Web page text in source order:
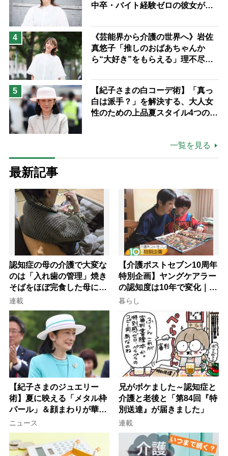
中卒・バイト経験ゼロの彼女が見
ながら自分らしくいられる」
4
《芸能界から介護の世界へ》岩佐
真悠子「推しのおばあちゃんか
ら“大好き”をもらえる」理不尽さ
場は「愛おしい」
5
【紀子さまの白コーデ術】「真っ
白は派手？」を解決する、大人女
性のための上品夏スタイル4つのコ
一覧を見る
最新記事
認知症の母の介護で大変な
のは「入れ歯の管理」焼き
そばをほぼ完食した母に息
子が血の気が引いた理由
連載
【介護ポストセブン10周年
特別企画】ヤングケアラー
の認知度は10年で変化｜流
行語大賞にノミネート、法
律にも明記されたが果たし
て現在は？
暮らし
【紀子さまのジュエリー
術】夏に映える「メタル枠
パール」＆顔まわりが華や
ぐ「揺れる一粒」の使い分
け方
ニュース
兄がボケました～認知症と
介護と老後と「第84回『特
別送達』が届きました」
連載